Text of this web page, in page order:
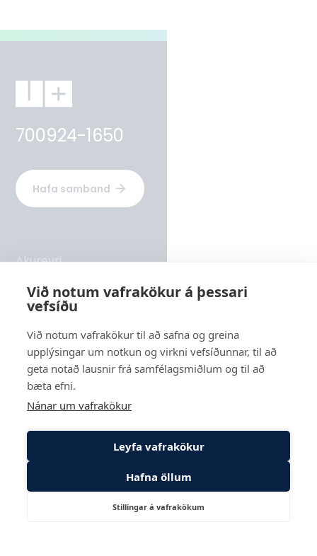
Við notum vafrakökur á þessari
vefsíðu
Við notum vafrakökur til að safna og greina
upplýsingar um notkun og virkni vefsíðunnar, til að
geta notað lausnir frá samfélagsmiðlum og til að
bæta efni.
Nánar um vafrakökur
Leyfa vafrakökur
Hafna öllum
Stillingar á vafrakökum
700924-1650
Hafa samband
Akureyri
Rangárvellir 2 - hús 8, 603 Akureyri
Sími
569 6000
Reykjavík
Suðurlandsbraut 24, 108 Reykjavík